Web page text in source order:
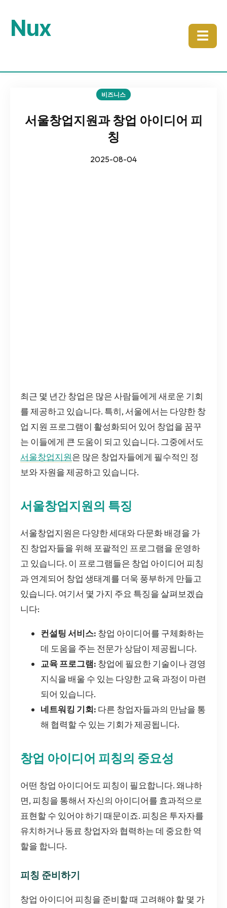
Nux ☰
비즈니스
서울창업지원과 창업 아이디어 피
칭
2025-08-04
최근 몇 년간 창업은 많은 사람들에게 새로운 기회
를 제공하고 있습니다. 특히, 서울에서는 다양한 창
업 지원 프로그램이 활성화되어 있어 창업을 꿈꾸
는 이들에게 큰 도움이 되고 있습니다. 그중에서도
서울창업지원은 많은 창업자들에게 필수적인 정
보와 자원을 제공하고 있습니다.
서울창업지원의 특징
서울창업지원은 다양한 세대와 다문화 배경을 가
진 창업자들을 위해 포괄적인 프로그램을 운영하
고 있습니다. 이 프로그램들은 창업 아이디어 피칭
과 연계되어 창업 생태계를 더욱 풍부하게 만들고
있습니다. 여기서 몇 가지 주요 특징을 살펴보겠습
니다:
컨설팅 서비스: 창업 아이디어를 구체화하는
데 도움을 주는 전문가 상담이 제공됩니다.
교육 프로그램: 창업에 필요한 기술이나 경영
지식을 배울 수 있는 다양한 교육 과정이 마련
되어 있습니다.
네트워킹 기회: 다른 창업자들과의 만남을 통
해 협력할 수 있는 기회가 제공됩니다.
창업 아이디어 피칭의 중요성
어떤 창업 아이디어도 피칭이 필요합니다. 왜냐하
면, 피칭을 통해서 자신의 아이디어를 효과적으로
표현할 수 있어야 하기 때문이죠. 피칭은 투자자를
유치하거나 동료 창업자와 협력하는 데 중요한 역
할을 합니다.
피칭 준비하기
창업 아이디어 피칭을 준비할 때 고려해야 할 몇 가